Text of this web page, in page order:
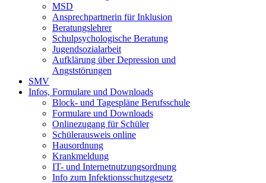
MSD
Ansprechpartnerin für Inklusion
Beratungslehrer
Schulpsychologische Beratung
Jugendsozialarbeit
Aufklärung über Depression und
Angststörungen
SMV
Infos, Formulare und Downloads
Block- und Tagespläne Berufsschule
Formulare und Downloads
Onlinezugang für Schüler
Schülerausweis online
Hausordnung
Krankmeldung
IT- und Internetnutzungsordnung
Info zum Infektionsschutzgesetz